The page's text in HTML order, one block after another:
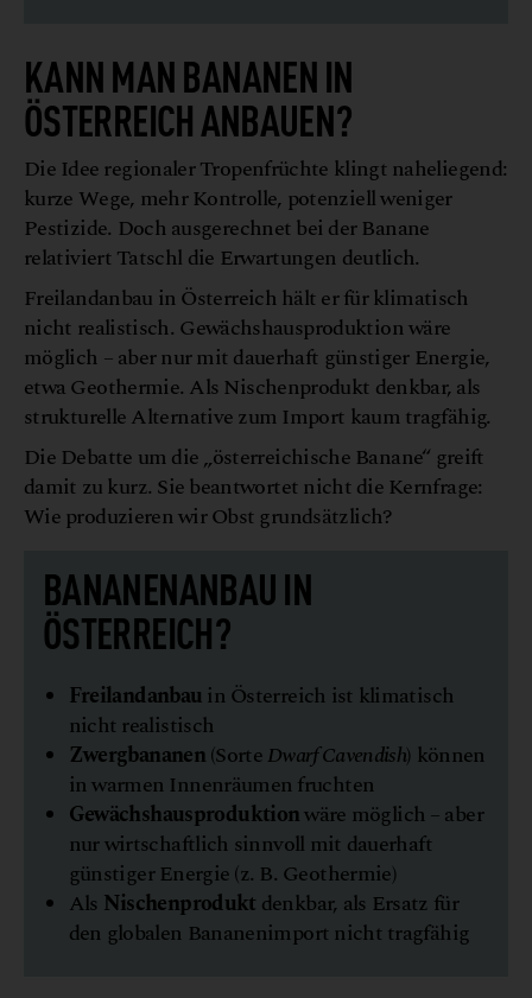
KANN MAN BANANEN IN
ÖSTERREICH ANBAUEN?
Die Idee regionaler Tropenfrüchte klingt naheliegend:
kurze Wege, mehr Kontrolle, potenziell weniger
Pestizide. Doch ausgerechnet bei der Banane
relativiert Tatschl die Erwartungen deutlich.
Freilandanbau in Österreich hält er für klimatisch
nicht realistisch. Gewächshausproduktion wäre
möglich – aber nur mit dauerhaft günstiger Energie,
etwa Geothermie. Als Nischenprodukt denkbar, als
strukturelle Alternative zum Import kaum tragfähig.
Die Debatte um die „österreichische Banane“ greift
damit zu kurz. Sie beantwortet nicht die Kernfrage:
Wie produzieren wir Obst grundsätzlich?
BANANENANBAU IN
ÖSTERREICH?
Freilandanbauin Österreich ist klimatisch
nicht realistisch
Zwergbananen(SorteDwarf Cavendish) können
in warmen Innenräumen fruchten
Gewächshausproduktionwäre möglich – aber
nur wirtschaftlich sinnvoll mit dauerhaft
günstiger Energie (z. B. Geothermie)
Als Nischenprodukt denkbar, als Ersatz für
den globalen Bananenimport nicht tragfähig